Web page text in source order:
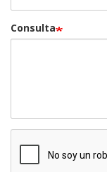
Consulta